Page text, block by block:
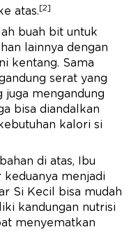
atas. [2]
buah bit untuk
lainnya dengan
kentang. Sama
serat yang
juga mengandung
bisa diandalkan
kalori si
di atas, Ibu
keduanya menjadi
Si Kecil bisa mudah
kandungan nutrisi
menyematkan